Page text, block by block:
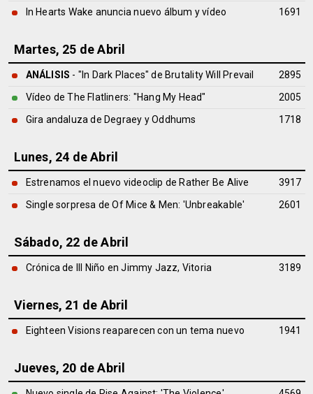
In Hearts Wake anuncia nuevo álbum y vídeo
1691
Martes, 25 de Abril
ANÁLISIS - "In Dark Places" de Brutality Will Prevail
2895
Vídeo de The Flatliners: "Hang My Head"
2005
Gira andaluza de Degraey y Oddhums
1718
Lunes, 24 de Abril
Estrenamos el nuevo videoclip de Rather Be Alive
3917
Single sorpresa de Of Mice & Men: 'Unbreakable'
2601
Sábado, 22 de Abril
Crónica de Ill Niño en Jimmy Jazz, Vitoria 3189
Viernes, 21 de Abril
Eighteen Visions reaparecen con un tema nuevo 1941
Jueves, 20 de Abril